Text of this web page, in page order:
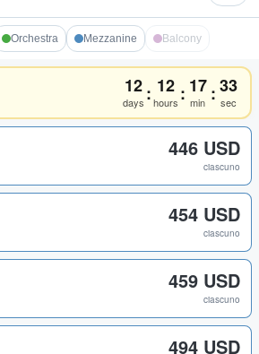
Orchestra Mezzanine Balcony
12
days : 12
hours : 17
min :33
sec
446 USD
ciascuno
454 USD
ciascuno
459 USD
ciascuno
494 USD